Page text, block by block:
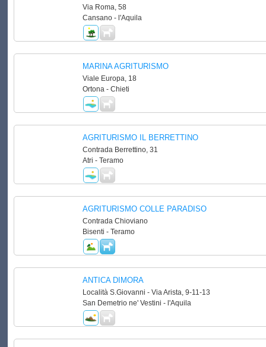
Via Roma, 58
Cansano - l'Aquila
MARINA AGRITURISMO
Viale Europa, 18
Ortona - Chieti
AGRITURISMO IL BERRETTINO
Contrada Berrettino, 31
Atri - Teramo
AGRITURISMO COLLE PARADISO
Contrada Chioviano
Bisenti - Teramo
ANTICA DIMORA
Località S.Giovanni - Via Arista, 9-11-13
San Demetrio ne' Vestini - l'Aquila